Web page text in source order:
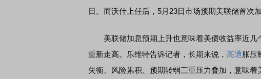
日。而沃什上任后，5月23日市场预期美联储首次
美联储加息预期上升也意味着美债收益率近几
重新走高。乐维特告诉记者，长期来说， 高通胀压
失衡、风险累积、预期转弱三重压力叠加，意味